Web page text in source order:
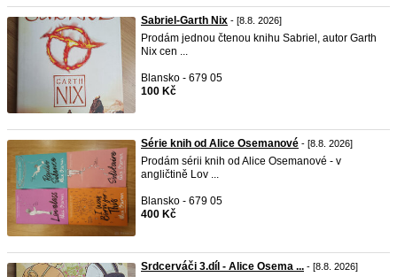
Sabriel-Garth Nix - [8.8. 2026]
Prodám jednou čtenou knihu Sabriel, autor Garth
Nix cen ...
Blansko - 679 05
100 Kč
Série knih od Alice Osemanové - [8.8. 2026]
Prodám sérii knih od Alice Osemanové - v
angličtině Lov ...
Blansko - 679 05
400 Kč
Srdcerváči 3.díl - Alice Osema ... - [8.8. 2026]